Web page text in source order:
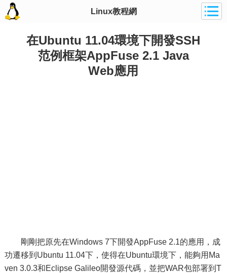
Linux教程網
在Ubuntu 11.04環境下開發SSH
范例框架AppFuse 2.1 Java
Web應用
剛剛把原先在Windows 7下開發AppFuse 2.1的應用，成
功遷移到Ubuntu 11.04下，使得在Ubuntu環境下，能夠用Ma
ven 3.0.3和Eclipse Galileo開發源代碼，並把WAR包部署到T